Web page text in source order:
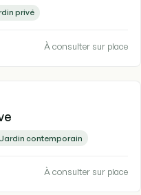
privé
À consulter sur place
Jardin contemporain
À consulter sur place